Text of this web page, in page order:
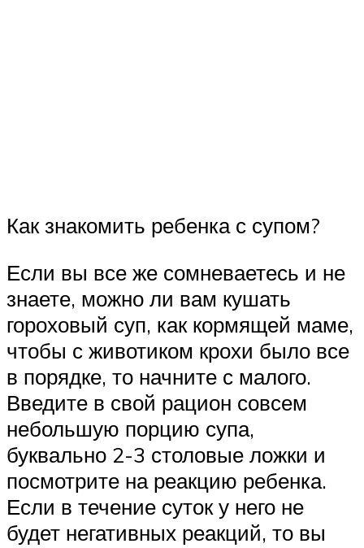
Как знакомить ребенка с супом?
Если вы все же сомневаетесь и не
знаете, можно ли вам кушать
гороховый суп, как кормящей маме,
чтобы с животиком крохи было все
в порядке, то начните с малого.
Введите в свой рацион совсем
небольшую порцию супа,
буквально 2-3 столовые ложки и
посмотрите на реакцию ребенка.
Если в течение суток у него не
будет негативных реакций, то вы